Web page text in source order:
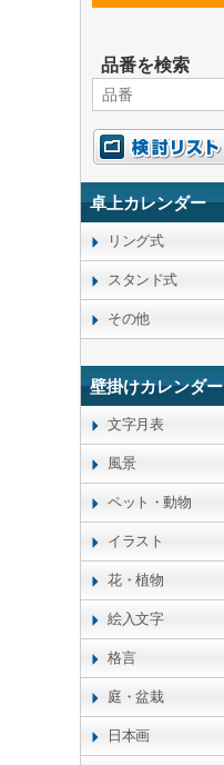
品番を検索
卓上カレンダー
リング式
スタンド式
その他
壁掛けカレンダー
文字月表
風景
ペット・動物
イラスト
花・植物
絵入文字
格言
庭・盆栽
日本画